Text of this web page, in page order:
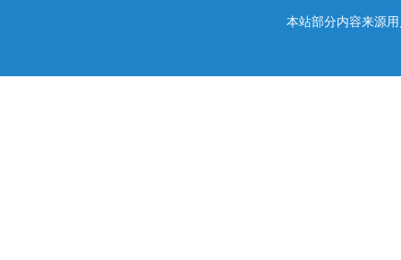
本站部分内容来源